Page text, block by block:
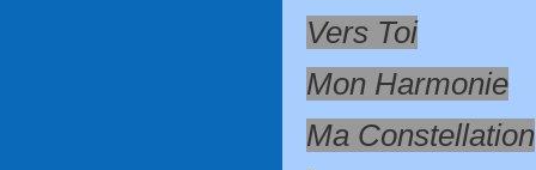
Vers Toi
Mon Harmonie
Ma Constellation